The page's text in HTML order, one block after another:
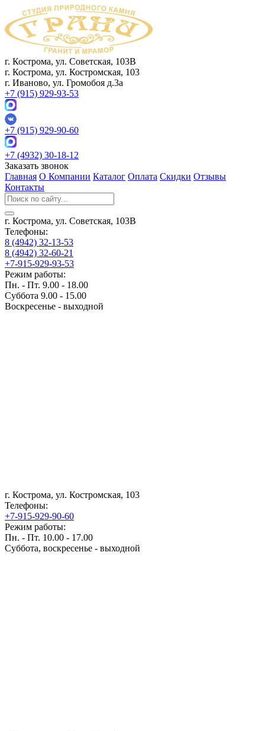
г. Кострома, ул. Советская, 103В
г. Кострома, ул. Костромская, 103
г. Иваново, ул. Громобоя д.3а
+7 (915) 929-93-53
+7 (915) 929-90-60
+7 (4932) 30-18-12
Заказать звонок
Главная О Компании Каталог Оплата Скидки Отзывы
Контакты
г. Кострома, ул. Советская, 103В
Телефоны:
8 (4942) 32-13-53
8 (4942) 32-60-21
+7-915-929-93-53
Режим работы:
Пн. - Пт. 9.00 - 18.00
Суббота 9.00 - 15.00
Воскресенье - выходной
г. Кострома, ул. Костромская, 103
Телефоны:
+7-915-929-90-60
Режим работы:
Пн. - Пт. 10.00 - 17.00
Суббота, воскресенье - выходной